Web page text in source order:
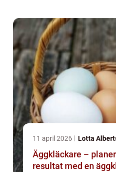
11 april 2026 Lotta
Äggkläckare –
resultat med en